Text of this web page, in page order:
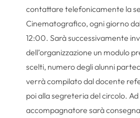
contattare telefonicamente la
Cinematografico, ogni giorno
12:00. Sarà successivamente
dell’organizzazione un modulo
scelti, numero degli alunni
verrà compilato dal docente
poi alla segreteria del circolo.
accompagnatore sarà